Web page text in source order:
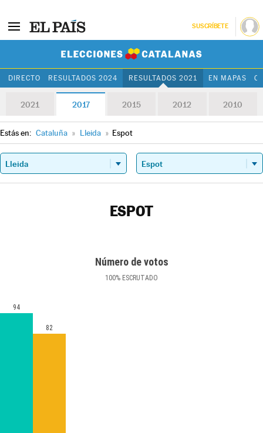
SUSCRÍBETE
DIRECTO RESULTADOS 2024 RESULTADOS 2021 EN MAPAS
2021 2017 2015 2012 2010
Estás en: Cataluña » Lleida » Espot
ESPOT
Número de votos
100% ESCRUTADO
94
82